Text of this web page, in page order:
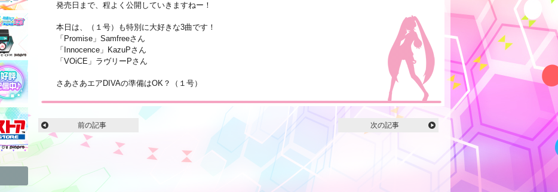
発売日まで、程よく公開していきますねー！
本日は、（１号）も特別に大好きな3曲です！
「Promise」Samfreeさん
「Innocence」KazuPさん
「VOiCE」ラヴリーPさん
さあさあエアDIVAの準備はOK？（１号）
前の記事 次の記事